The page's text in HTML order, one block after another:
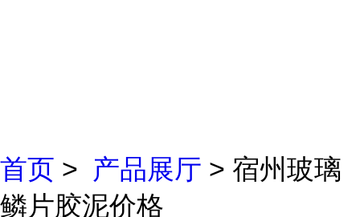
首页 > 产品展厅 > 宿州玻璃
鳞片胶泥价格